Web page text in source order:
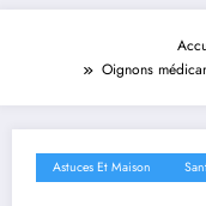
Oignons
Astuces Et Maison